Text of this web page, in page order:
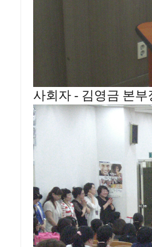
사회자 - 김영금 본부